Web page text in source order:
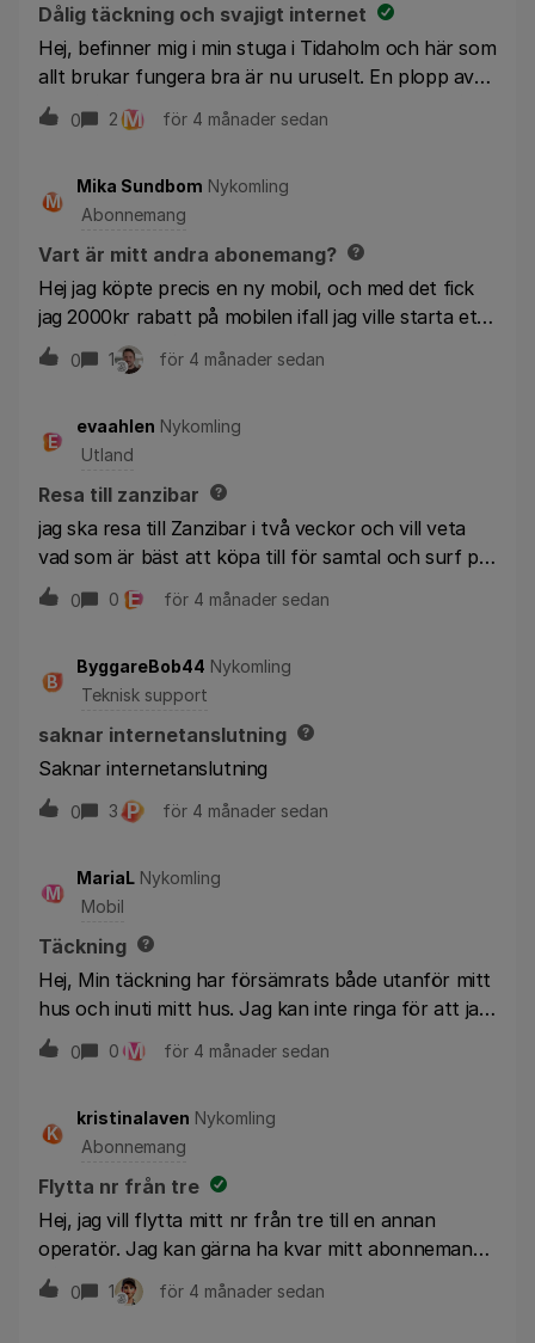
Dålig täckning och svajigt internet
Hej, befinner mig i min stuga i Tidaholm och här som
allt brukar fungera bra är nu uruselt. En plopp av
fyra på mobilen och internet är väldigt svajigt, går
inte alls att streama några program till tv.Vad har
0 2 M för 4 månader sedan
M
Mika Sundbom Nykomling
Abonnemang
Vart är mitt andra abonemang?
Hej jag köpte precis en ny mobil, och med det fick
jag 2000kr rabatt på mobilen ifall jag ville starta ett
abonnemang på 3 med 3världen 25gb, med en
bindningstid på 12 månader. Problemet är att jag har
Jag är redan kund på 3, eller min pappa är det oxh
har mig registrerad som barn med 3världen 25gb
sedan 2018. Innan jag gick igenom med betalningen
skrev jag in att jag redan var kund på 3 med mitt
nummer, och att jag gärna vill behålla mitt
telefonnummer. Jag delar bild på hur det såg ut.Nu
vet jag ej hur jag aktiverar det nya abonnemanget,
över från min pappas abonnemang. Samtidigt som
jag betalade för detta så ändrade min pappa mitt
abonnemang från 3 världen 25gn till 3 extra
användare (min syster har fortfarande 3 världen),
så att vi båda inte skulle betala för samma
abonemang ggr2. På appen och sidan mitt 3 står
0 1 för 4 månader sedan
E
evaahlen Nykomling
Utland
Resa till zanzibar
jag ska resa till Zanzibar i två veckor och vill veta
vad som är bäst att köpa till för samtal och surf på
nuvarande abonnemang.
0 0 E för 4 månader sedan
B
ByggareBob44 Nykomling
Teknisk support
saknar internetanslutning
Saknar internetanslutning
0 3 P för 4 månader sedan
M
MariaL Nykomling
Mobil
Täckning
Hej, Min täckning har försämrats både utanför mitt
hus och inuti mitt hus. Jag kan inte ringa för att jag
inte har mobilnät. MariaL
0 0 M för 4 månader sedan
K
kristinalaven Nykomling
Abonnemang
Flytta nr från tre
Hej, jag vill flytta mitt nr från tre till en annan
operatör. Jag kan gärna ha kvar mitt abonnemang
på tre men med ett nytt nr
0 1 för 4 månader sedan